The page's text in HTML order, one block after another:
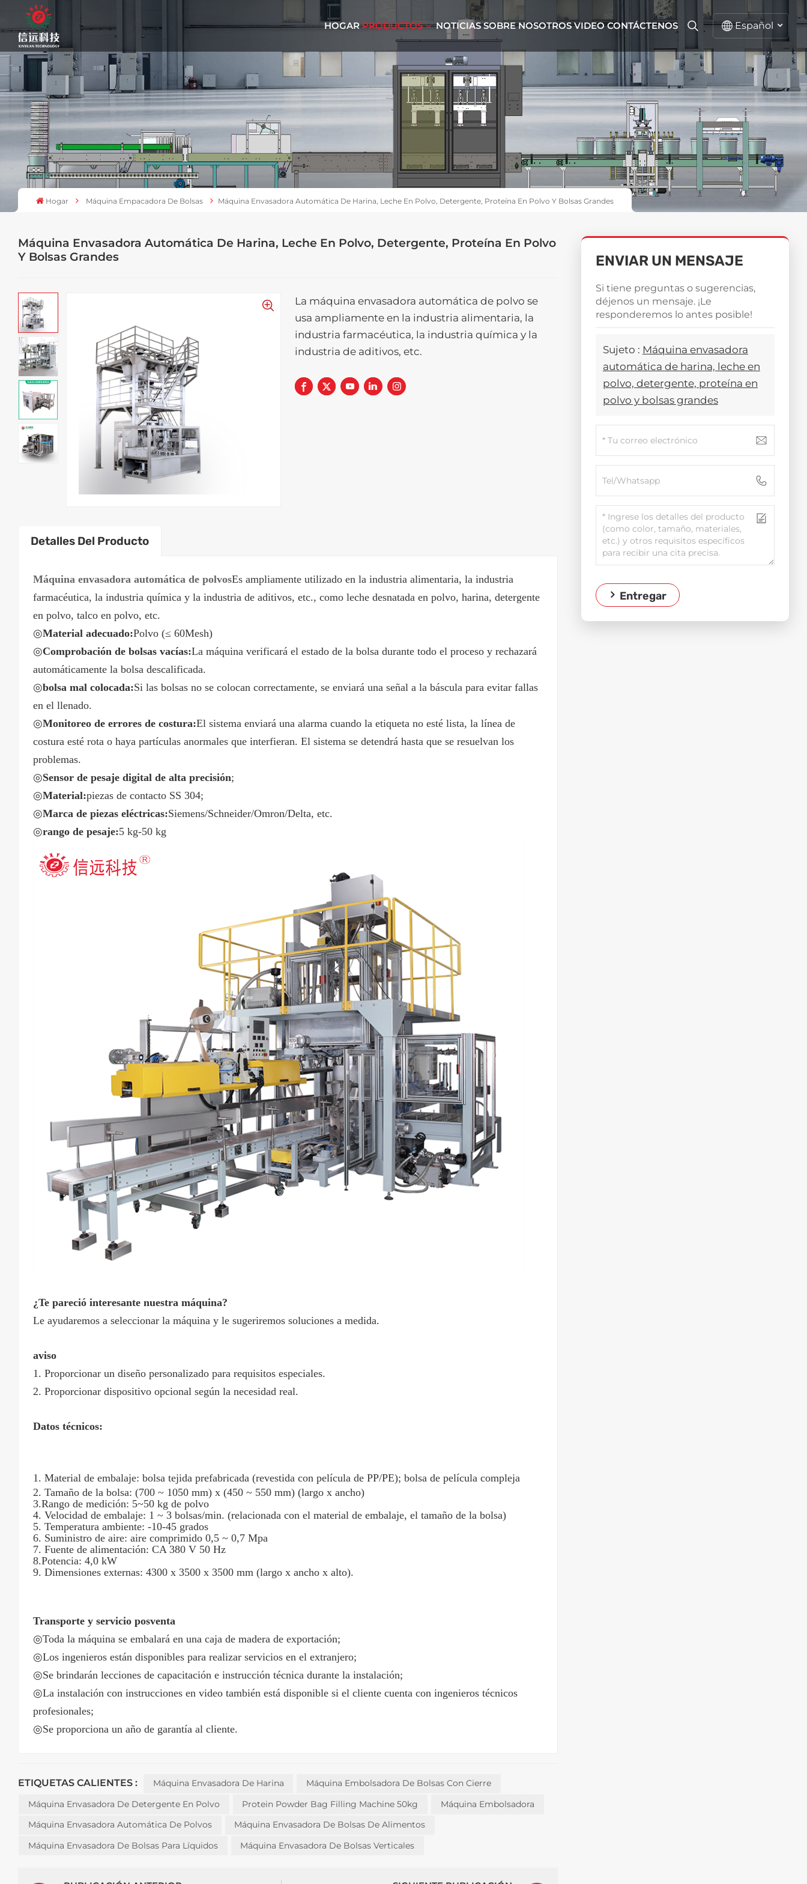
HOGAR PRODUCTOS NOTICIAS SOBRE NOSOTROS VIDEO CONTÁCTENOS Español
English
русский
Hogar Máquina Empacadora De Bolsas Máquina Envasadora Automática De Harina, Leche En Polvo, Detergente, Proteína En Polvo Y Bolsas Grandes
Máquina Envasadora Automática De Harina, Leche En Polvo, Detergente, Proteína En Polvo
Y Bolsas Grandes
La máquina envasadora automática de polvo se
usa ampliamente en la industria alimentaria, la
industria farmacéutica, la industria química y la
industria de aditivos, etc.
Detalles Del Producto
Máquina envasadora automática de polvosEs ampliamente utilizado en la industria alimentaria, la industria
farmacéutica, la industria química y la industria de aditivos, etc., como leche desnatada en polvo, harina, detergente
en polvo, talco en polvo, etc.
◎Material adecuado:Polvo (≤ 60Mesh)
◎Comprobación de bolsas vacías:La máquina verificará el estado de la bolsa durante todo el proceso y rechazará
automáticamente la bolsa descalificada.
◎bolsa mal colocada:Si las bolsas no se colocan correctamente, se enviará una señal a la báscula para evitar fallas
en el llenado.
◎Monitoreo de errores de costura:El sistema enviará una alarma cuando la etiqueta no esté lista, la línea de
costura esté rota o haya partículas anormales que interfieran. El sistema se detendrá hasta que se resuelvan los
problemas.
◎Sensor de pesaje digital de alta precisión;
◎Material:piezas de contacto SS 304;
◎Marca de piezas eléctricas:Siemens/Schneider/Omron/Delta, etc.
◎rango de pesaje:5 kg-50 kg
¿Te pareció interesante nuestra máquina?
Le ayudaremos a seleccionar la máquina y le sugeriremos soluciones a medida.
aviso
1. Proporcionar un diseño personalizado para requisitos especiales.
2. Proporcionar dispositivo opcional según la necesidad real.
Datos técnicos:
1. Material de embalaje: bolsa tejida prefabricada (revestida con película de PP/PE); bolsa de película compleja
2. Tamaño de la bolsa: (700 ~ 1050 mm) x (450 ~ 550 mm) (largo x ancho)
3.Rango de medición: 5~50 kg de polvo
4. Velocidad de embalaje: 1 ~ 3 bolsas/min. (relacionada con el material de embalaje, el tamaño de la bolsa)
5. Temperatura ambiente: -10-45 grados
6. Suministro de aire: aire comprimido 0,5 ~ 0,7 Mpa
7. Fuente de alimentación: CA 380 V 50 Hz
8.Potencia: 4,0 kW
9. Dimensiones externas: 4300 x 3500 x 3500 mm (largo x ancho x alto).
Transporte y servicio posventa
◎Toda la máquina se embalará en una caja de madera de exportación;
◎Los ingenieros están disponibles para realizar servicios en el extranjero;
◎Se brindarán lecciones de capacitación e instrucción técnica durante la instalación;
◎La instalación con instrucciones en video también está disponible si el cliente cuenta con ingenieros técnicos
profesionales;
◎Se proporciona un año de garantía al cliente.
ETIQUETAS CALIENTES : Máquina Envasadora De Harina
Máquina Embolsadora De Bolsas Con Cierre
Máquina Envasadora De Detergente En Polvo
Protein Powder Bag Filling Machine 50kg
Máquina Embolsadora
Máquina Envasadora Automática De Polvos
Máquina Envasadora De Bolsas De Alimentos
Máquina Envasadora De Bolsas Para Líquidos
Máquina Envasadora De Bolsas Verticales
ENVIAR UN MENSAJE
Si tiene preguntas o sugerencias,
déjenos un mensaje. ¡Le
responderemos lo antes posible!
Sujeto : Máquina envasadora
automática de harina, leche en
polvo, detergente, proteína en
polvo y bolsas grandes
Entregar